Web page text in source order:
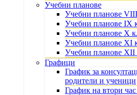
Учебни планове
Учебни планове
Учебни планове IX
Учебни планове X
Учебни планове XI
Учебни планове XII
Графици
График за
родители и ученици
График на втори час